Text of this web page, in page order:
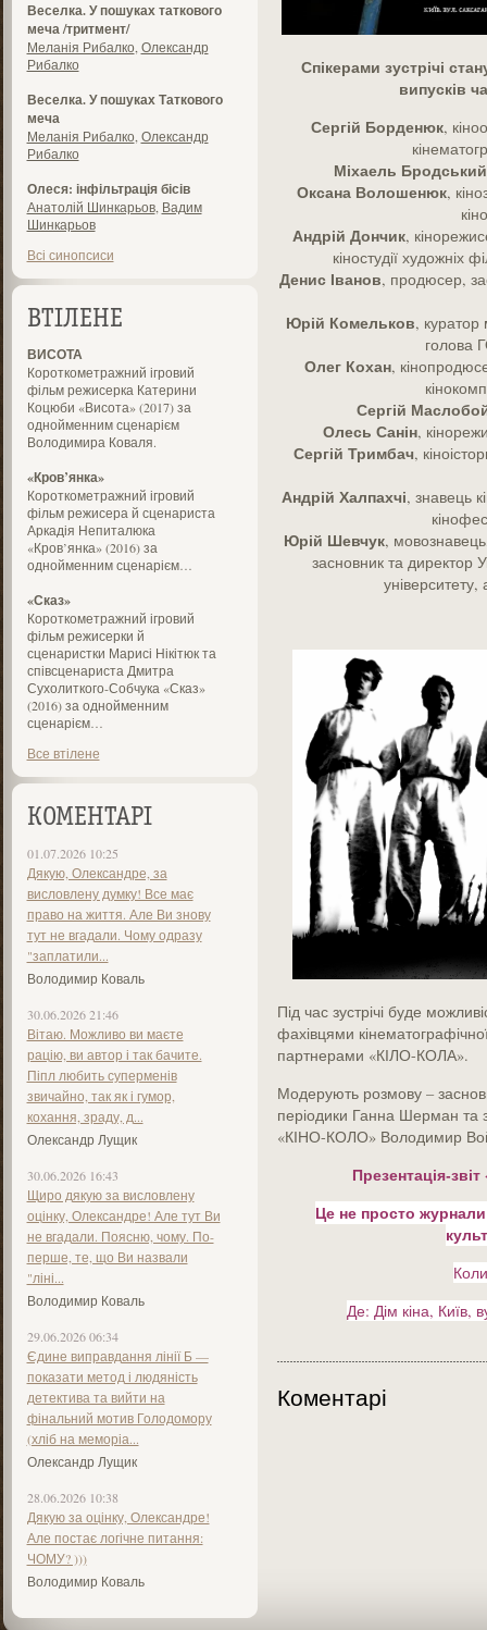
Веселка. У пошуках таткового
меча /тритмент/
Меланія Рибалко Олександр
Рибалко
Веселка. У пошуках Таткового
меча
Меланія Рибалко Олександр
Рибалко
Олеся: інфільтрація бісів
Анатолій Шинкарьов, Вадим
Шинкарьов
Всі синопсиси
ВТІЛЕНЕ
ВИСОТА
Короткометражний ігровий
фільм режисерка Катерини
Коцюби «Висота» (2017) за
однойменним сценарієм
Володимира Коваля.
«Кров’янка»
Короткометражний ігровий
фільм режисера й сценариста
Аркадія Непиталюка
«Кров’янка» (2016) за
однойменним сценарієм…
«Сказ»
Короткометражний ігровий
фільм режисерки й
сценаристки Марисі Нікітюк та
співсценариста Дмитра
Сухолиткого-Собчука «Сказ»
(2016) за однойменним
сценарієм…
Все втілене
КОМЕНТАРІ
01.07.2026 10:25
Дякую, Олександре, за
висловлену думку! Все має
право на життя. Але Ви знову
тут не вгадали. Чому одразу
"заплатили...
Володимир Коваль
30.06.2026 21:46
Вітаю. Можливо ви маєте
рацію, ви автор і так бачите.
Піпл любить суперменів
звичайно, так як і гумор,
кохання, зраду, д...
Олександр Лущик
30.06.2026 16:43
Щиро дякую за висловлену
оцінку, Олександре! Але тут Ви
не вгадали. Поясню, чому. По-
перше, те, що Ви назвали
"ліні...
Володимир Коваль
29.06.2026 06:34
Єдине виправдання лінії Б —
показати метод і людяність
детектива та вийти на
фінальний мотив Голодомору
(хліб на меморіа...
Олександр Лущик
28.06.2026 10:38
Дякую за оцінку, Олександре!
Але постає логічне питання:
ЧОМУ? )))
Володимир Коваль
Спікерами зустрічі
випусків
Сергій Борденюк,
Міхаель Бродський
Оксана Волошенюк,
Андрій Дончик,
кіностудії художніх
Денис Іванов, продюсер,
Юрій Комельков, куратор
голова
Олег Кохан,
Сергій
Олесь Санін,
Сергій Тримбач,
Андрій Халпахчі, знавець
Юрій Шевчук,
засновник та директор
Під час зустрічі буде
фахівцями
партнерами «КІЛО-КОЛА».
Модерують розмову –
періодики Ганна Шерман та
«КІНО-КОЛО» Володимир
Презентація-
Це не просто
Де: Дім кіна, Київ,
Коментарі